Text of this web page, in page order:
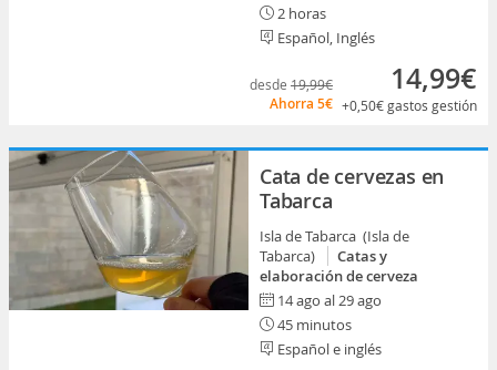
2 horas
Español, Inglés
desde 19,99€
Ahorra 5€
14,99€
+0,50€gastos gestión
Cata de cervezas en
Tabarca
Isla de Tabarca (Isla de
Tabarca)
Catas y
elaboración de cerveza
14 ago al 29 ago
45 minutos
Español e inglés